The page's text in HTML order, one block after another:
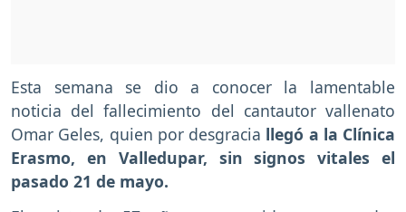
Esta semana se dio a conocer la lamentable
noticia del fallecimiento del cantautor vallenato
Omar Geles, quien por desgracia llegó a la Clínica
Erasmo, en Valledupar, sin signos vitales el
pasado 21 de mayo.